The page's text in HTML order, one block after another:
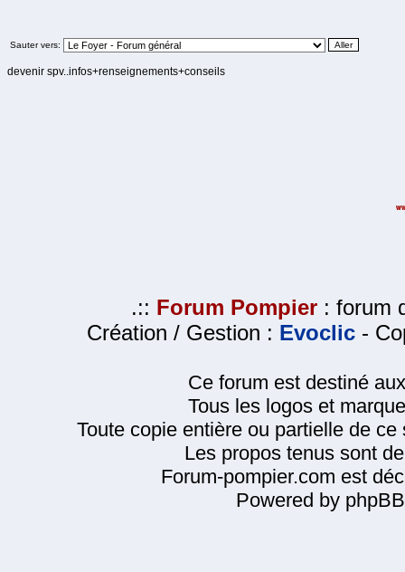
Sauter vers:
devenir spv..infos+renseignements+conseils
.:: Forum Pompier : forum
Création / Gestion : Evoclic -
Ce forum est destiné
Tous les logos et
Toute copie entière ou partielle de
Les propos tenus sont
Forum-pompier.com est
Powered by